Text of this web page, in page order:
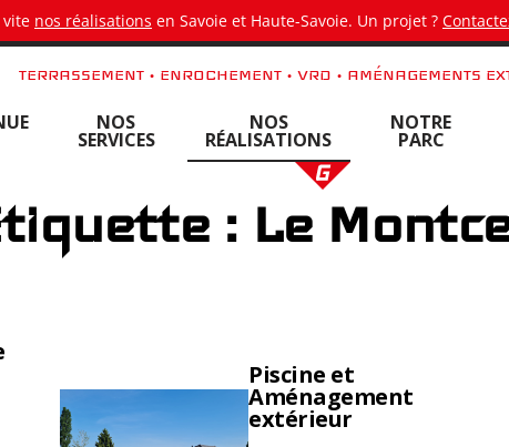
vite nos réalisations en Savoie et Haute-Savoie. Un projet ?
TERRASSEMENT • ENROCHEMENT • VRD • AMÉNAGEMENTS
NOS
SERVICES
NOS
RÉALISATIONS
NOTRE
PARC
: Le
Piscine et
Aménagement
extérieur